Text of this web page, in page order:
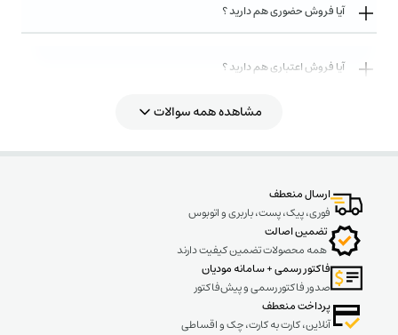
آیا فروش حضوری هم دارید ؟
آیا فروش اعتباری هم دارید ؟
روش های ارسال کالا به چه صورت میباشد ؟
مشاهده همه سوالات
ارسال منعطف
فوری، پیک، پست، باربری و اتوبوس
تضمین اصالت
همه محصولات تضمین کیفیت دارند
فاکتور رسمی + سامانه مودیان
صدور فاکتور رسمی و پیش‌فاکتور
پرداخت منعطف
آنلاین، کارت به کارت، چک و اقساطی